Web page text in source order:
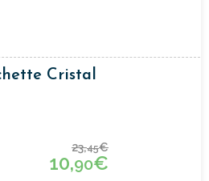
Cristal
23,45€
10,90€